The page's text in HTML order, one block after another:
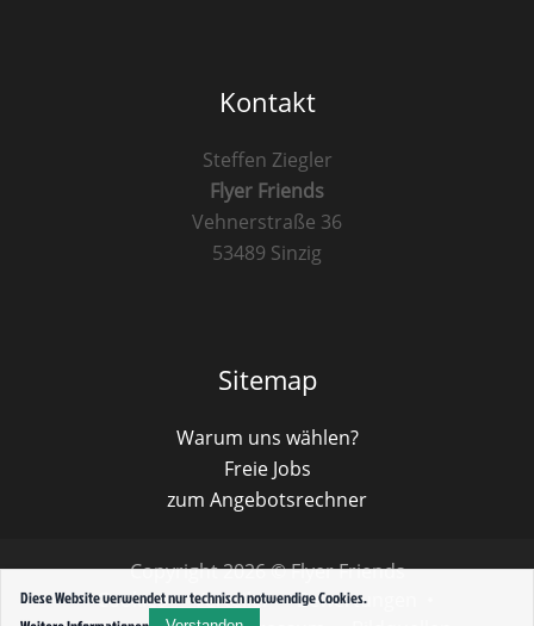
Diese Website verwendet nur technisch notwendige Cookies.
Kontakt
Steffen Ziegler
Flyer Friends
Vehnerstraße 36
53489 Sinzig
Sitemap
Warum uns wählen?
Freie Jobs
zum Angebotsrechner
Copyright 2026 © Flyer Friends
Cookies•Verteiler•Bewertungen